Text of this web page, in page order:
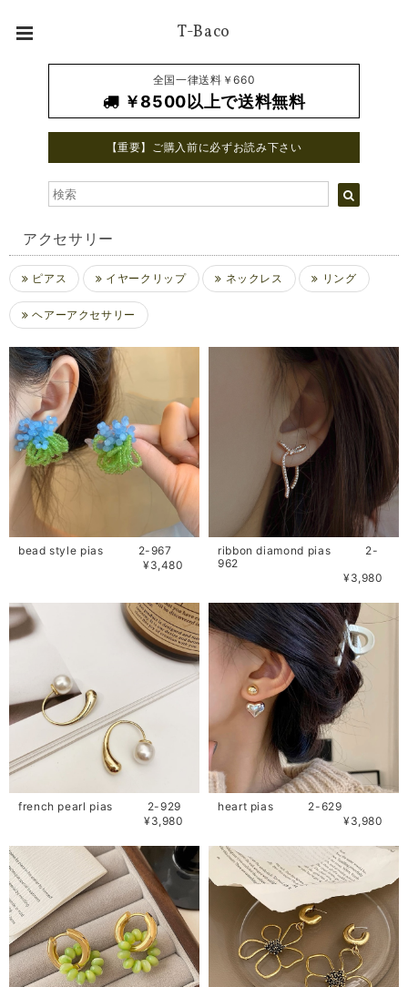
T-Baco
全国一律送料￥660
￥8500以上で送料無料
【重要】ご購入前に必ずお読み下さい
アクセサリー
ピアス イヤークリップ ネックレス リング
ヘアーアクセサリー
bead style pias 2-967
¥3,480
ribbon diamond pias 2-
962
¥3,980
french pearl pias 2-929
¥3,980
heart pias 2-629
¥3,980